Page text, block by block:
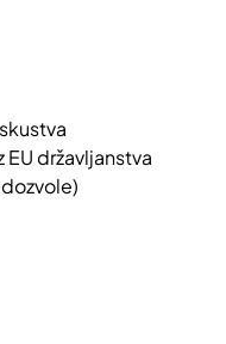
državljanstva